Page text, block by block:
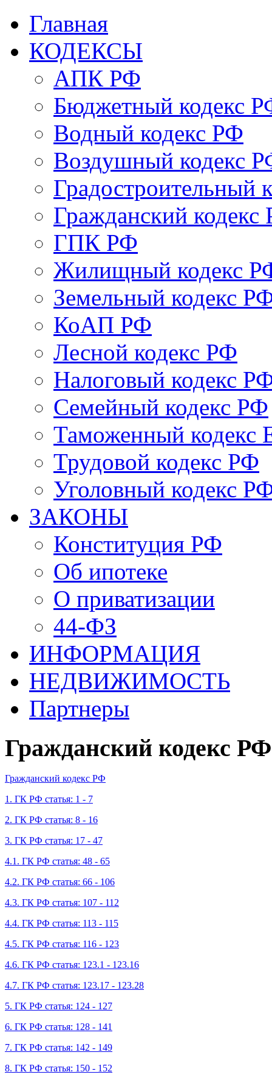
Главная
КОДЕКСЫ
АПК РФ
Бюджетный кодекс
Водный кодекс РФ
Воздушный кодекс
Градостроительный
Гражданский кодекс
ГПК РФ
Жилищный кодекс
Земельный кодекс
КоАП РФ
Лесной кодекс РФ
Налоговый кодекс
Семейный кодекс РФ
Таможенный
Трудовой кодекс РФ
Уголовный кодекс
ЗАКОНЫ
Конституция РФ
Об ипотеке
О приватизации
44-ФЗ
ИНФОРМАЦИЯ
НЕДВИЖИМОСТЬ
Партнеры
Гражданский кодекс РФ
Гражданский кодекс РФ
1. ГК РФ статья: 1 - 7
2. ГК РФ статья: 8 - 16
3. ГК РФ статья: 17 - 47
4.1. ГК РФ статья: 48 - 65
4.2. ГК РФ статья: 66 - 106
4.3. ГК РФ статья: 107 - 112
4.4. ГК РФ статья: 113 - 115
4.5. ГК РФ статья: 116 - 123
4.6. ГК РФ статья: 123.1 - 123.16
4.7. ГК РФ статья: 123.17 - 123.28
5. ГК РФ статья: 124 - 127
6. ГК РФ статья: 128 - 141
7. ГК РФ статья: 142 - 149
8. ГК РФ статья: 150 - 152